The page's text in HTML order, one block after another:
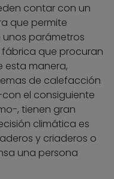
contar con un
que permite
parámetros
que procuran
esta manera,
de calefacción
el consiguiente
, tienen gran
climática es
y criaderos o
una persona